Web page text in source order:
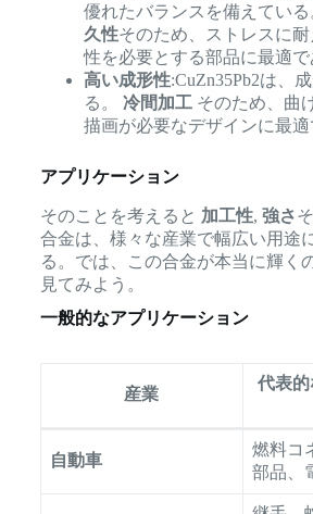
優れたバランスを備えている
久性そのため、ストレスに
性を必要とする部品に最適で
高い成形性:CuZn35Pb2は、
る。 冷間加工そのため、曲
描画が必要なデザインに最適
アプリケーション
そのことを考えると 加工性, 強さ
合金は、様々な産業で幅広い用途
る。では、この合金が本当に輝く
見てみよう。
一般的なアプリケーション
産業
代表
自動車
燃料コ
部品、